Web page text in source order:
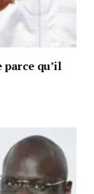
parce qu’il